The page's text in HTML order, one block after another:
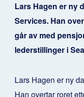
Lars Hagen er ny
Services. Han
går av med
lederstillinger i
Lars Hagen er ny
Han overtar roret